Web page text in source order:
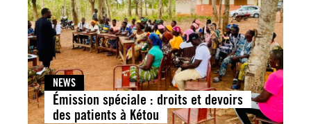
NEWS
Émission spéciale : droits et devoirs
des patients à Kétou